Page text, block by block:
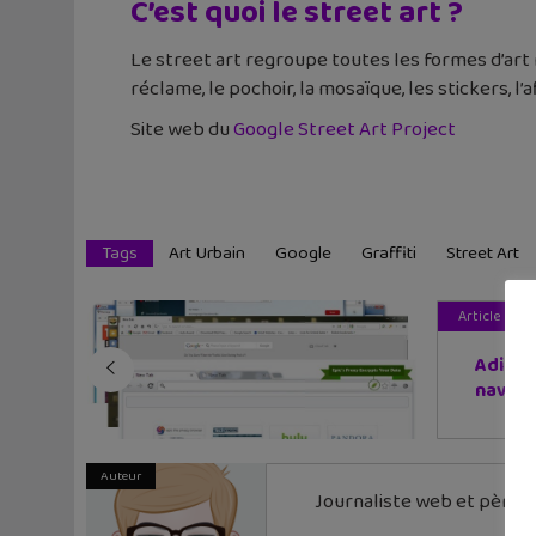
C’est quoi le street art ?
Le street art regroupe toutes les formes d’art
réclame, le pochoir, la mosaïque, les stickers,
Site web duGoogle Street Art Project
Tags Art Urbain Google Graffiti Street Art
Article
Adieu
naviga...
Auteur
Journaliste web et père